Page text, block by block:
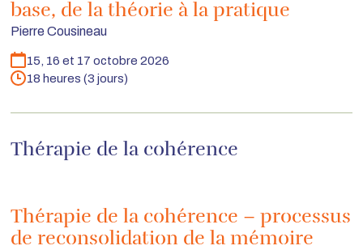
base, de la théorie à la pratique
Pierre Cousineau
Dates15, 16 et 17 octobre 2026
Durée18 heures (3 jours)
Thérapie de la cohérence
Thérapie de la cohérence – processus
de reconsolidation de la mémoire